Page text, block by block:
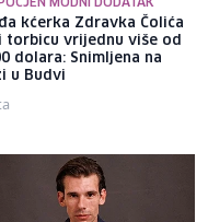
kćerka Zdravka Čolića
torbicu vrijednu više od
dolara: Snimljena na
u Budvi